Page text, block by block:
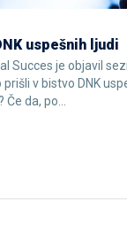
uspešnih ljudi
Succes je objavil
v bistvo DNK
da, po...